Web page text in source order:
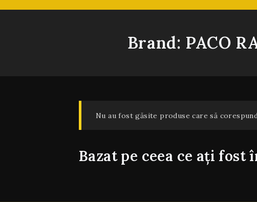
Brand: PACO
Nu au fost găsite produse care să
Bazat pe ceea ce ați